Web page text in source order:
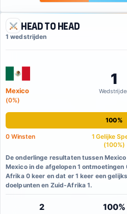
Head to Head
1 wedstrijden
Mexico
(0%)
1
100%
0 Winsten
1 Gelijke
(100%)
De onderlinge resultaten tussen
Mexico in de afgelopen 1
Afrika 0 keer en dat er 1 keer een
doelpunten en Zuid-Afrika 1.
2 100%